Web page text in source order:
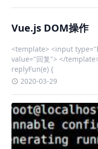
Vue.js DOM操作
<template> <input
value="回复"> </
replyFun(e) {
2020-03-29